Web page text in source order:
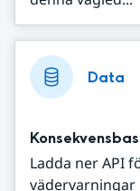
Data
Ladda ner API
vädervarningar